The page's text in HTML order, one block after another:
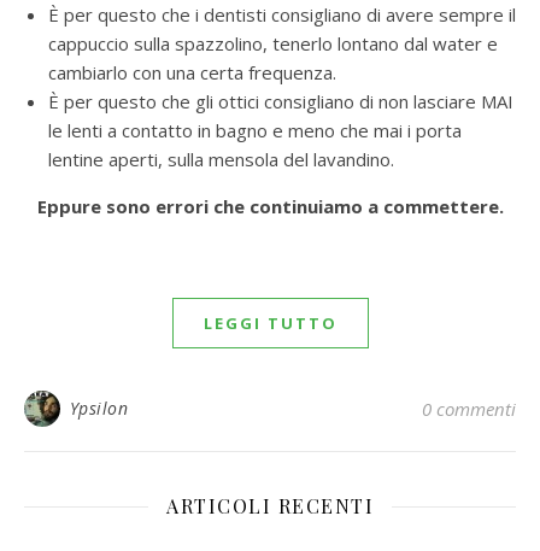
È per questo che i dentisti consigliano di avere sempre il
cappuccio sulla spazzolino, tenerlo lontano dal water e
cambiarlo con una certa frequenza.
È per questo che gli ottici consigliano di non lasciare MAI
le lenti a contatto in bagno e meno che mai i porta
lentine aperti, sulla mensola del lavandino.
Eppure sono errori che continuiamo a commettere.
LEGGI TUTTO
Ypsilon 0 commenti
ARTICOLI RECENTI